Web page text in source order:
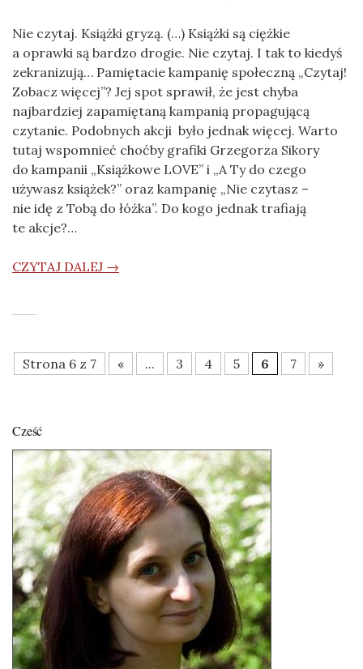
Nie czytaj. Książki gryzą. (…) Książki są ciężkie
a oprawki są bardzo drogie. Nie czytaj. I tak to kiedyś
zekranizują… Pamiętacie kampanię społeczną „Czytaj!
Zobacz więcej”? Jej spot sprawił, że jest chyba
najbardziej zapamiętaną kampanią propagującą
czytanie. Podobnych akcji było jednak więcej. Warto
tutaj wspomnieć choćby grafiki Grzegorza Sikory
do kampanii „Książkowe LOVE” i „A Ty do czego
używasz książek?” oraz kampanię „Nie czytasz –
nie idę z Tobą do łóżka”. Do kogo jednak trafiają
te akcje?…
CZYTAJ DALEJ →
Strona 6 z 7 « ... 3 4 5 6 7 »
Cześć